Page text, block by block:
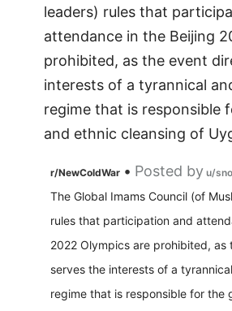
leaders) rules that
attendance in the Beijing
prohibited, as the event
interests of a tyrannical
regime that is responsible
and ethnic cleansing of
r/NewColdWar • Posted by u/
The Global Imams Council (of
rules that participation and
2022 Olympics are prohibited,
serves the interests of a
regime that is responsible for the